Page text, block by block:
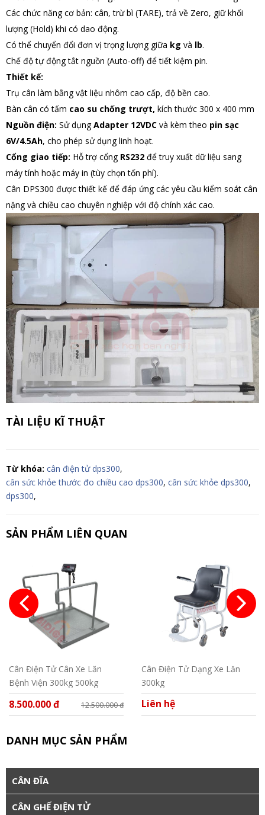
Các chức năng cơ bản: cân, trừ bì (TARE), trả về Zero, giữ khối
lượng (Hold) khi có dao động.
Có thể chuyển đổi đơn vị trọng lượng giữa kg và lb.
Chế độ tự động tắt nguồn (Auto-off) để tiết kiệm pin.
Thiết kế:
Trụ cân làm bằng vật liệu nhôm cao cấp, độ bền cao.
Bàn cân có tấm cao su chống trượt, kích thước 300 x 400 mm
Nguồn điện: Sử dụngAdapter 12VDC và kèm theo pin sạc
6V/4.5Ah, cho phép sử dụng linh hoạt.
Cổng giao tiếp: Hỗ trợ cổng RS232 để truy xuất dữ liệu sang
máy tính hoặc máy in (tùy chọn tốn phí).
Cân DPS300 được thiết kế để đáp ứng các yêu cầu kiểm soát cân
nặng và chiều cao chuyên nghiệp với độ chính xác cao.
TÀI LIỆU KĨ THUẬT
Từ khóa: cân điện tử dps300,
cân sức khỏe thước đo chiều cao dps300, cân sức khỏe dps300,
dps300,
SẢN PHẨM LIÊN QUAN
Cân Điện Tử Cân Xe Lăn
Bệnh Viện 300kg 500kg
8.500.000 đ 12.500.000 đ
Cân Điện Tử Dạng Xe Lăn
300kg
Liên hệ
DANH MỤC SẢN PHẨM
CÂN ĐĨA
CÂN GHẾ ĐIỆN TỬ